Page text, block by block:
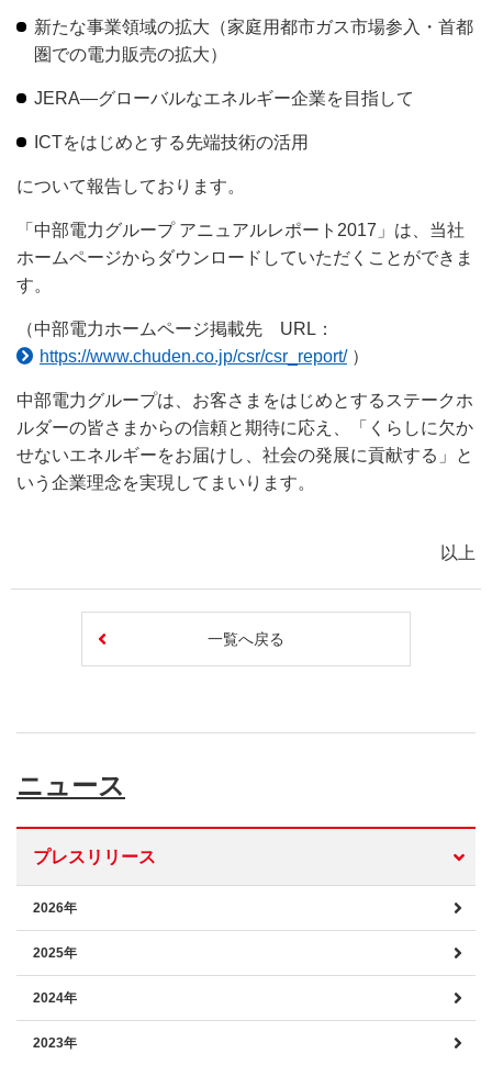
新たな事業領域の拡大（家庭用都市ガス市場参入・首都
圏での電力販売の拡大）
JERA―グローバルなエネルギー企業を目指して
ICTをはじめとする先端技術の活用
について報告しております。
「中部電力グループ アニュアルレポート2017」は、当社
ホームページからダウンロードしていただくことができま
す。
（中部電力ホームページ掲載先 URL：
https://www.chuden.co.jp/csr/csr_report/）
中部電力グループは、お客さまをはじめとするステークホ
ルダーの皆さまからの信頼と期待に応え、「くらしに欠か
せないエネルギーをお届けし、社会の発展に貢献する」と
いう企業理念を実現してまいります。
以上
一覧へ戻る
ニュース
プレスリリース
2026年
2025年
2024年
2023年